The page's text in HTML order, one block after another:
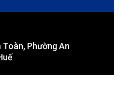
Toàn, Phường An